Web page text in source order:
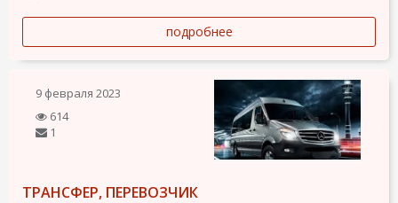
подробнее
9 февраля 2023
614
1
ТРАНСФЕР, ПЕРЕВОЗЧИК